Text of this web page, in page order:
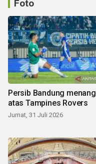
Foto
Persib Bandung menang
atas Tampines Rovers
Jumat, 31 Juli 2026